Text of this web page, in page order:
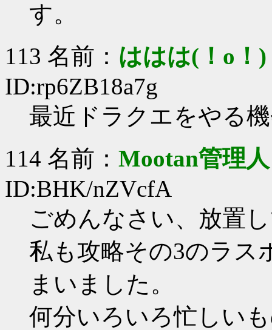
す。
113 名前： ははは(！o！)
ID:rp6ZB18a7g
最近ドラクエをやる
114 名前： Mootan管理人
ID:BHK/nZVcfA
ごめんなさい、放置
私も攻略その3のラス
まいました。
何分いろいろ忙しい